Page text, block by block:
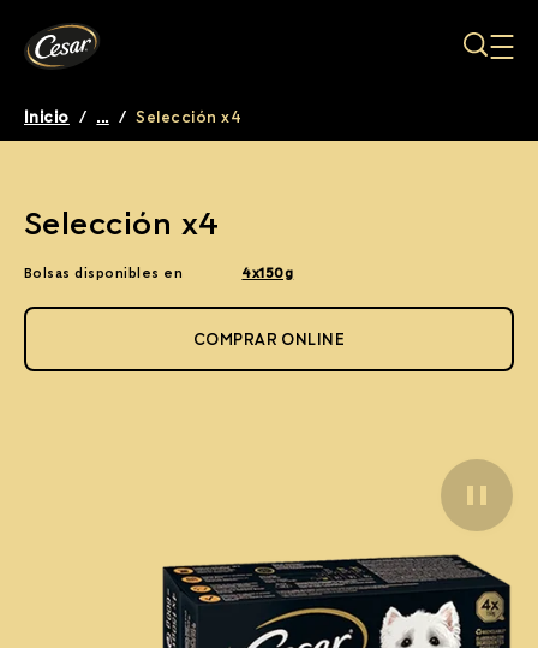
Breadcrumb
Inicio / ... / Selección x4
Selección x4
Bolsas disponibles en 4x150g
COMPRAR ONLINE
Pause